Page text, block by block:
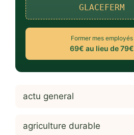
GLACEFERM
Former mes employés
69€ au lieu de 79€
actu general
agriculture durable